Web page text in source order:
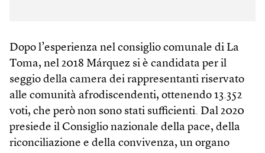
Dopo l’esperienza nel consiglio comunale di La
Toma, nel 2018 Márquez si è candidata per il
seggio della camera dei rappresentanti riservato
alle comunità afrodiscendenti, ottenendo 13.352
voti, che però non sono stati sufficienti. Dal 2020
presiede il Consiglio nazionale della pace, della
riconciliazione e della convivenza, un organo